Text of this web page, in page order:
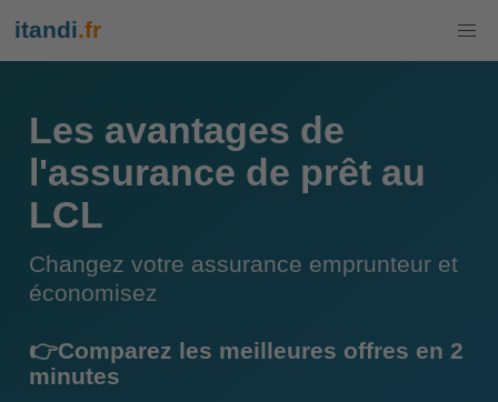
itandi.fr
Les avantages de
l'assurance de prêt au
LCL
Changez votre assurance emprunteur et
économisez
👉Comparez les meilleures offres en 2
minutes